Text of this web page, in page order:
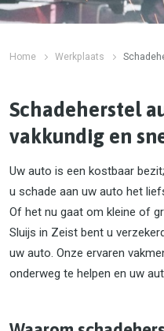
Home Werkplaats
Schadeherstel
vakkundig en
Uw auto is een kostbaar
u schade aan uw auto het
Of het nu gaat om kleine of
Sluijs in Zeist bent u
uw auto. Onze ervaren
onderweg te helpen en uw